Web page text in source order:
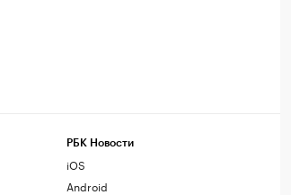
РБК Новости
iOS
Android